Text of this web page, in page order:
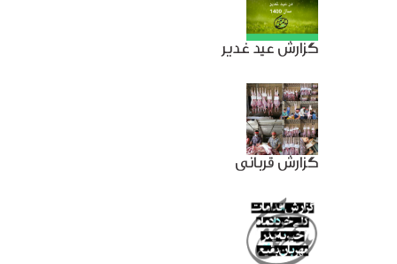
گزارش عید غدیر
گزارش قربانی